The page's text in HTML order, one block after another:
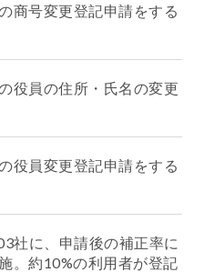
商号変更登記申請をする
役員の住所・氏名の変更
役員変更登記申請をする
社に、申請後の補正率に
。約10%の利用者が登記